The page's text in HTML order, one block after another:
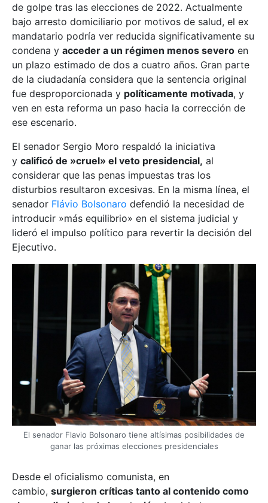
de golpe tras las elecciones de 2022. Actualmente
bajo arresto domiciliario por motivos de salud, el ex
mandatario podría ver reducida significativamente su
condena y acceder a un régimen menos severo en
un plazo estimado de dos a cuatro años. Gran parte
de la ciudadanía considera que la sentencia original
fue desproporcionada y políticamente motivada, y
ven en esta reforma un paso hacia la corrección de
ese escenario.
El senador Sergio Moro respaldó la iniciativa
y calificó de »cruel» el veto presidencial, al
considerar que las penas impuestas tras los
disturbios resultaron excesivas. En la misma línea, el
senador Flávio Bolsonaro defendió la necesidad de
introducir »más equilibrio» en el sistema judicial y
lideró el impulso político para revertir la decisión del
Ejecutivo.
El senador Flavio Bolsonaro tiene altísimas posibilidades de
ganar las próximas elecciones presidenciales
Desde el oficialismo comunista, en
cambio, surgieron críticas tanto al contenido como